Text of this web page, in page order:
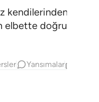
kendilerinden
elbette doğruları
Yansımalar